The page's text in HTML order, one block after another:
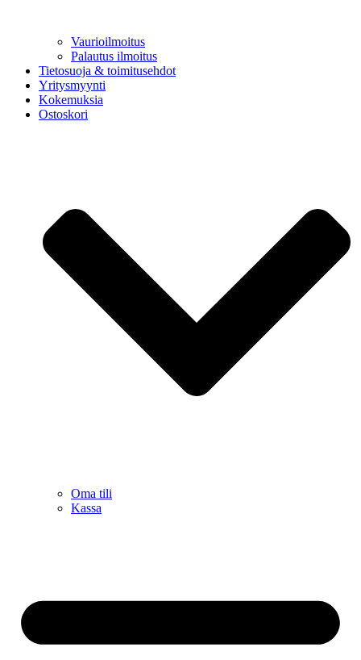
Vaurioilmoitus
Palautus ilmoitus
Tietosuoja & toimitusehdot
Yritysmyynti
Kokemuksia
Ostoskori
Oma tili
Kassa